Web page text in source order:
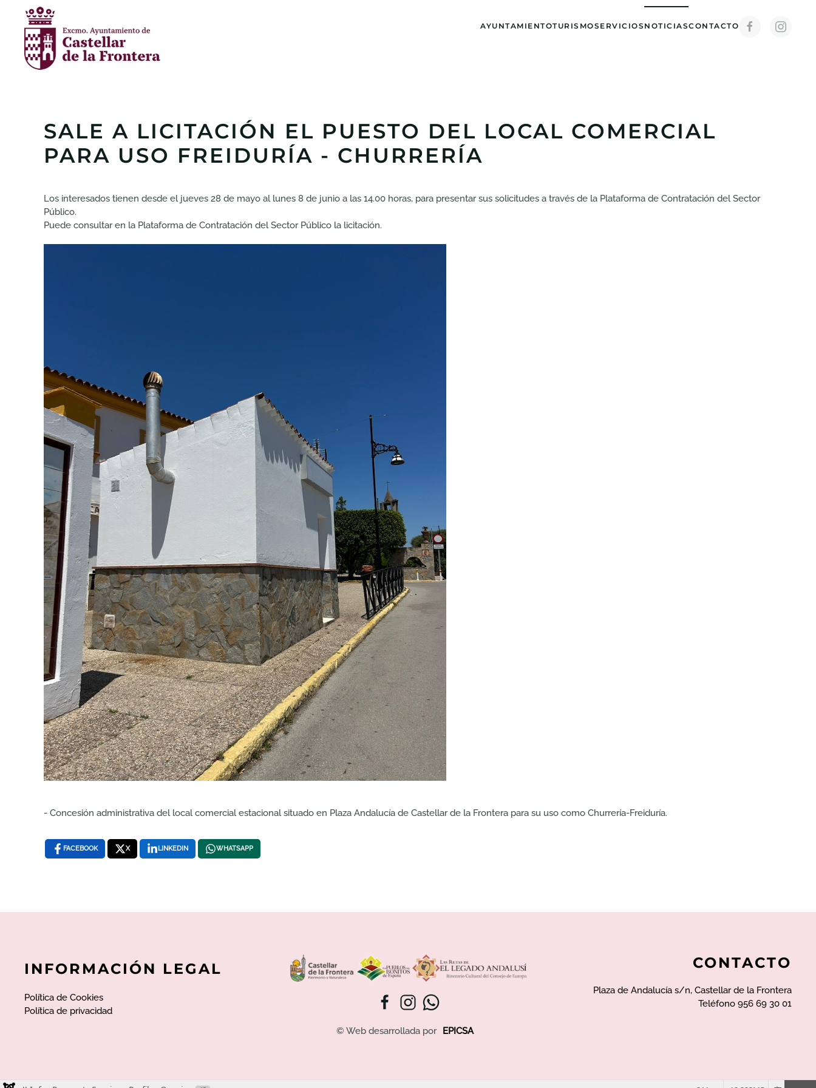
Skip to main content
AYUNTAMIENTOTURISMOSERVICIOS NOTICIASCONTACTO
SALE A LICITACIÓN EL PUESTO DEL LOCAL COMERCIAL
PARA USO FREIDURÍA - CHURRERÍA
Los interesados tienen desde el jueves 28 de mayo al lunes 8 de junio a las 14.00 horas, para presentar sus solicitudes a través de la Plataforma de Contratación del Sector
Público.
Puede consultar en la Plataforma de Contratación del Sector Público la licitación.
- Concesión administrativa del local comercial estacional situado en Plaza Andalucía de Castellar de la Frontera para su uso como Churrería-Freiduría.
FACEBOOK X LINKEDIN WHATSAPP
INFORMACIÓN LEGAL
Política de Cookies
Política de privacidad
© Web desarrollada por
EPICSA
CONTACTO
Plaza de Andalucía s/n, Castellar de la Frontera
Teléfono 956 69 30 01